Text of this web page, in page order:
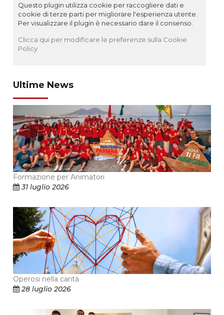
Questo plugin utilizza cookie per raccogliere dati e
cookie di terze parti per migliorare l'esperienza utente.
Per visualizzare il plugin è necessario dare il consenso.
Clicca qui per modificare le preferenze sulla Cookie
Policy
Ultime News
Formazione per Animatori
31 luglio 2026
Operosi nella carità
28 luglio 2026